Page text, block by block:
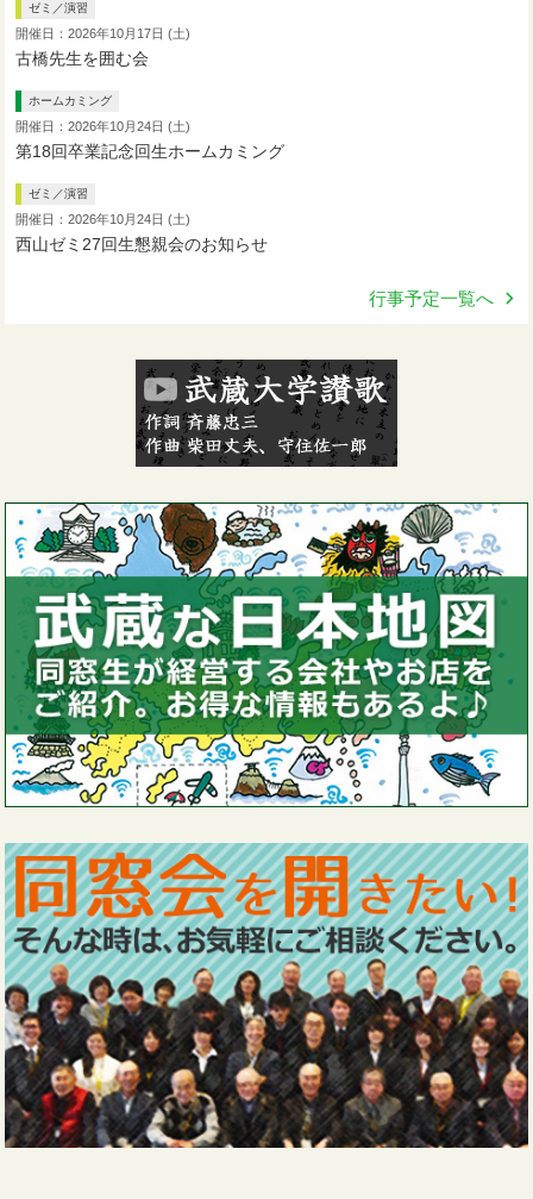
ゼミ／演習
開催日：2026年10月17日 (土)
古橋先生を囲む会
ホームカミング
開催日：2026年10月24日 (土)
第18回卒業記念回生ホームカミング
ゼミ／演習
開催日：2026年10月24日 (土)
西山ゼミ27回生懇親会のお知らせ
行事予定一覧へ